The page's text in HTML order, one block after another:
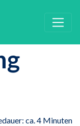
ca. 4 Minuten